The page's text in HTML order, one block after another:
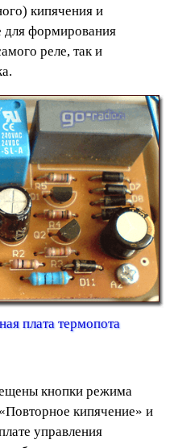
кипячения и
для формирования
реле, так и
плата термопота
кнопки режима
кипячение» и
управления